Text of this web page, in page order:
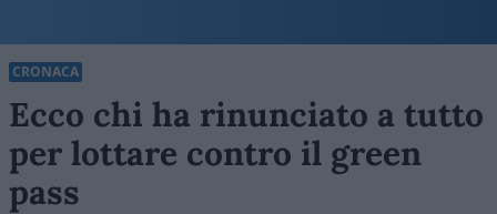
CRONACA
Ecco chi ha rinunciato a tutto
per lottare contro il green
pass